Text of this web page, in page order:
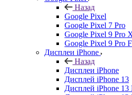
Назад
Google Pixel
Google Pixel 7 Pro
Google Pixel 9 Pro
Google Pixel 9 Pro
Дисплеи iPhone
Назад
Дисплеи iPhone
Дисплей iPhone 13
Дисплей iPhone 13